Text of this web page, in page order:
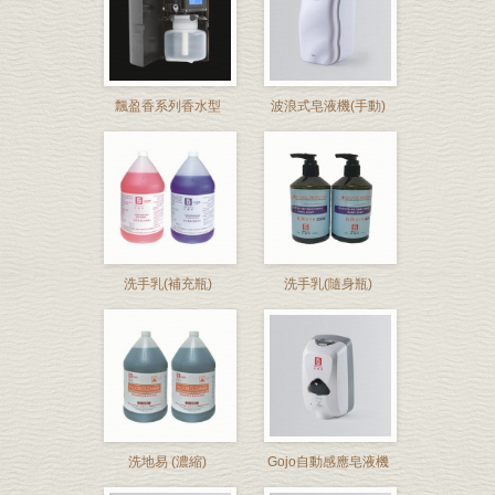
飄盈香系列香水型 波浪式皂液機(手動)
洗手乳(補充瓶) 洗手乳(隨身瓶)
洗地易 (濃縮) Gojo自動感應皂液機